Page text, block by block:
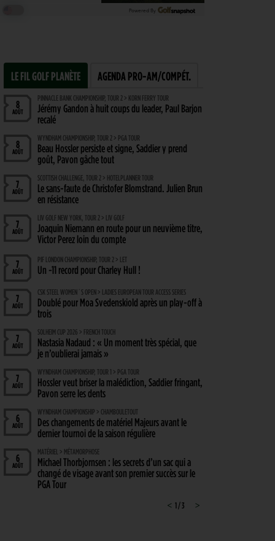
LE FIL GOLF PLANÈTE AGENDA PRO-AM/COMPÉT.
8
AOÛT
PINNACLE BANK CHAMPIONSHIP, TOUR 2 > KORN FERRY TOUR
Jérémy Gandon à huit coups du leader, Paul Barjon
recalé
8
AOÛT
WYNDHAM CHAMPIONSHIP, TOUR 2 > PGA TOUR
Beau Hossler persiste et signe, Saddier y prend
goût, Pavon gâche tout
7
AOÛT
SCOTTISH CHALLENGE, TOUR 2 > HOTELPLANNER TOUR
Le sans-faute de Christofer Blomstrand. Julien Brun
en résistance
7
AOÛT
LIV GOLF NEW YORK, TOUR 2 > LIV GOLF
Joaquin Niemann en route pour un neuvième titre,
Victor Perez loin du compte
7
AOÛT
PIF LONDON CHAMPIONSHIP, TOUR 2 > LET
Un -11 record pour Charley Hull !
7
AOÛT
CSK STEEL WOMEN´S OPEN > LADIES EUROPEAN TOUR ACCESS SERIES
Doublé pour Moa Svedenskiold après un play-off à
trois
7
AOÛT
SOLHEIM CUP 2026 > FRENCH TOUCH
Nastasia Nadaud : « Un moment très spécial, que
je n’oublierai jamais »
7
AOÛT
WYNDHAM CHAMPIONSHIP, TOUR 1 > PGA TOUR
Hossler veut briser la malédiction, Saddier fringant,
Pavon serre les dents
6
AOÛT
WYNDHAM CHAMPIONSHIP > CHAMBOULETOUT
Des changements de matériel Majeurs avant le
dernier tournoi de la saison régulière
6
AOÛT
MATÉRIEL > MÉTAMORPHOSE
Michael Thorbjornsen : les secrets d’un sac qui a
changé de visage avant son premier succès sur le
PGA Tour
< >
1 / 3